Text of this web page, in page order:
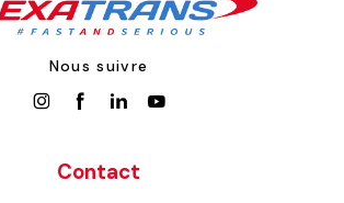
Nous suivre
Contact